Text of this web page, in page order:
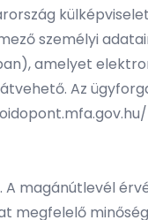
személyi
amelyet
Az
magánútlevél
megfelelő